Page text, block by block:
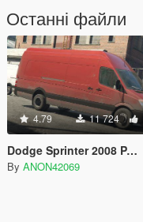
Останні файли
4.79 11 724
Dodge Sprinter 2008 PACK [Unlocked | LODs]
By ANON42069